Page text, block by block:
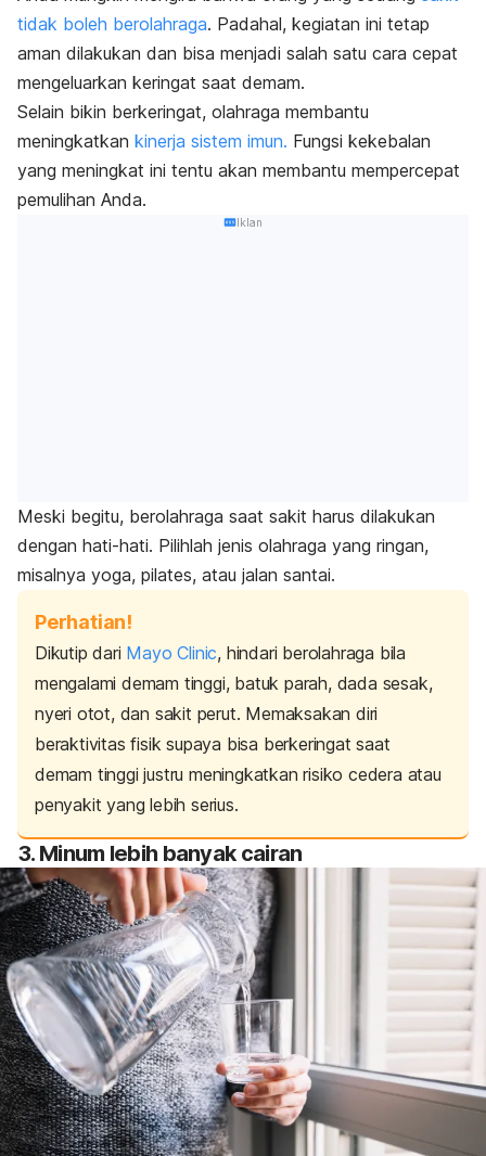
tidak boleh berolahraga. Padahal, kegiatan ini tetap
aman dilakukan dan bisa menjadi salah satu cara cepat
mengeluarkan keringat saat demam.
Selain bikin berkeringat, olahraga membantu
meningkatkan kinerja sistem imun. Fungsi kekebalan
yang meningkat ini tentu akan membantu mempercepat
pemulihan Anda.
Iklan
Meski begitu, berolahraga saat sakit harus dilakukan
dengan hati-hati. Pilihlah jenis olahraga yang ringan,
misalnya yoga, pilates, atau jalan santai.
Perhatian!
Dikutip dari Mayo Clinic, hindari berolahraga bila
mengalami demam tinggi, batuk parah, dada sesak,
nyeri otot, dan sakit perut. Memaksakan diri
beraktivitas fisik supaya bisa berkeringat saat
demam tinggi justru meningkatkan risiko cedera atau
penyakit yang lebih serius.
3. Minum lebih banyak cairan